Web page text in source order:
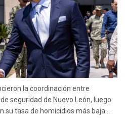
la coordinación entre
seguridad de Nuevo León, luego
su tasa de homicidios más baja...